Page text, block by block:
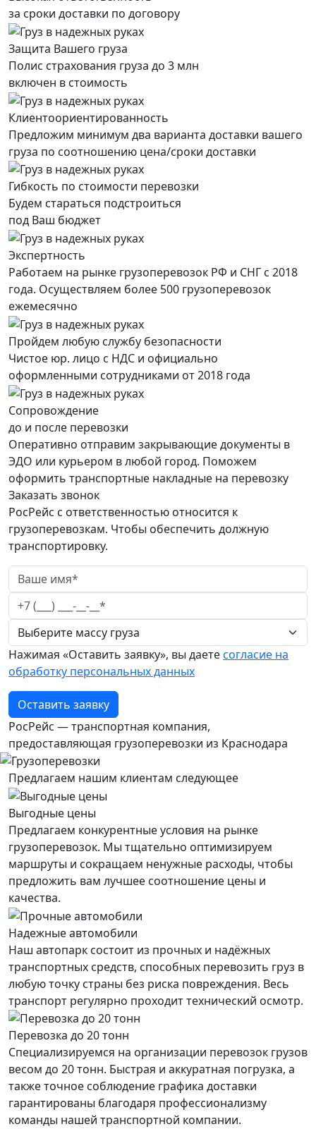
за сроки доставки по договору
Защита Вашего груза
Полис страхования груза до 3 млн
включен в стоимость
Клиентоориентированность
Предложим минимум два варианта доставки вашего
груза по соотношению цена/сроки доставки
Гибкость по стоимости перевозки
Будем стараться подстроиться
под Ваш бюджет
Экспертность
Работаем на рынке грузоперевозок РФ и СНГ с 2018
года. Осуществляем более 500 грузоперевозок
ежемесячно
Пройдем любую службу безопасности
Чистое юр. лицо с НДС и официально
оформленными сотрудниками от 2018 года
Сопровождение
до и после перевозки
Оперативно отправим закрывающие документы в
ЭДО или курьером в любой город. Поможем
оформить транспортные накладные на перевозку
Заказать звонок
РосРейс с ответственностью относится к
грузоперевозкам. Чтобы обеспечить должную
транспортировку.
Нажимая «Оставить заявку», вы даетесогласие на
обработку персональных данных
Оставить заявку
РосРейс — транспортная компания,
предоставляющая грузоперевозки из Краснодара
Предлагаем нашим клиентам следующее
Выгодные цены
Предлагаем конкурентные условия на рынке
грузоперевозок. Мы тщательно оптимизируем
маршруты и сокращаем ненужные расходы, чтобы
предложить вам лучшее соотношение цены и
качества.
Надежные автомобили
Наш автопарк состоит из прочных и надёжных
транспортных средств, способных перевозить груз в
любую точку страны без риска повреждения. Весь
транспорт регулярно проходит технический осмотр.
Перевозка до 20 тонн
Специализируемся на организации перевозок грузов
весом до 20 тонн. Быстрая и аккуратная погрузка, а
также точное соблюдение графика доставки
гарантированы благодаря профессионализму
команды нашей транспортной компании.